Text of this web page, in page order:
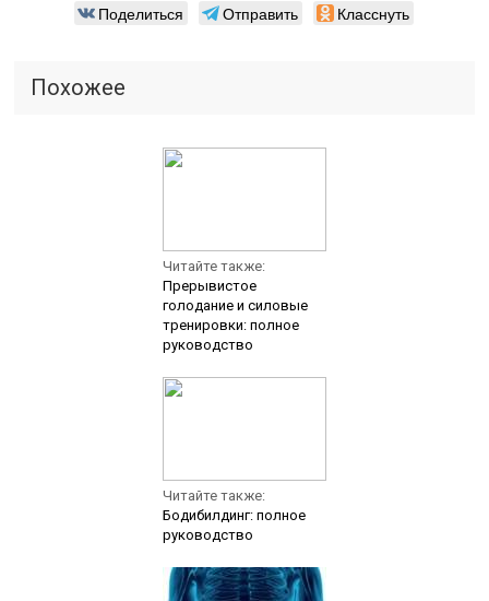
Поделиться Отправить Класснуть
Похожее
Читайте также:
Прерывистое
голодание и силовые
тренировки: полное
руководство
Читайте также:
Бодибилдинг: полное
руководство